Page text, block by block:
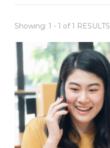
Showing: 1 - 1 of 1 RESULTS